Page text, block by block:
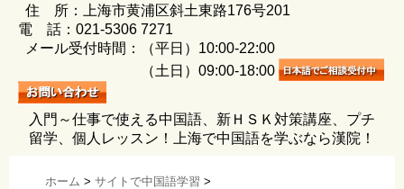
住 所：上海市黄浦区斜土東路176号201
電 話：021-5306 7271
メール受付時間：（平日）10:00-22:00
（土日）09:00-18:00
入門～仕事で使える中国語、新ＨＳＫ対策講座、プチ
留学、個人レッスン！上海で中国語を学ぶなら漢院！
ホーム > サイトで中国語学習 >